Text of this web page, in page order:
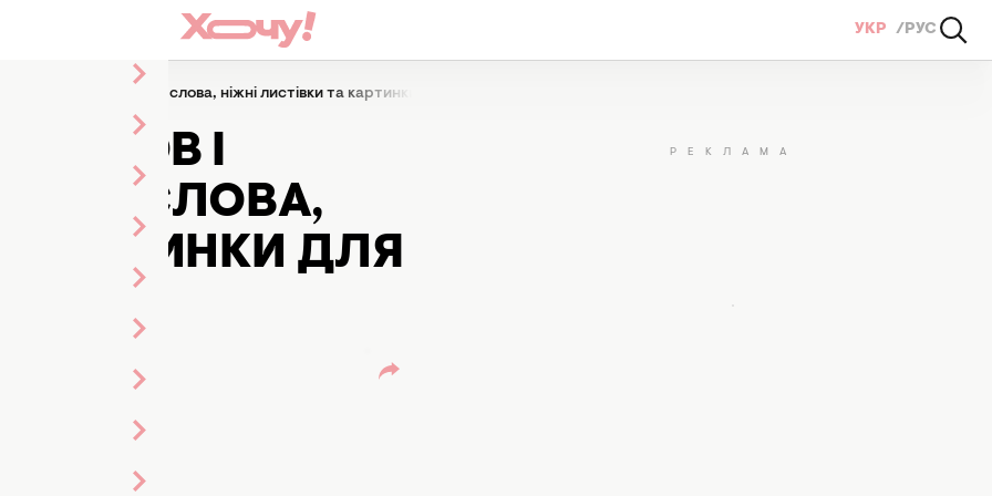
УКР РУС
терпіння: зворушливі слова, ніжні листівки та картинки для мами до її свята
ЛЮБОВ І
СЛОВА,
КАРТИНКИ ДЛЯ